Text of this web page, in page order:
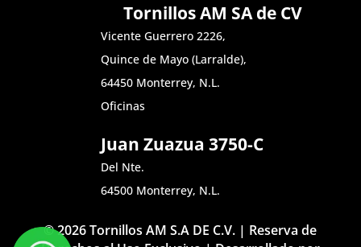
Tornillos AM SA de CV
Vicente Guerrero 2226,
Quince de Mayo (Larralde),
64450 Monterrey, N.L.
Oficinas
Juan Zuazua 3750-C
Del Nte.
64500 Monterrey, N.L.
© 2026 Tornillos AM S.A DE C.V. | Reserva de